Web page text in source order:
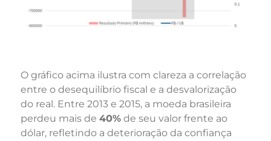
O gráfico acima ilustra com clareza a correlação
entre o desequilíbrio fiscal e a desvalorização
do real. Entre 2013 e 2015, a moeda brasileira
perdeu mais de 40%de seu valor frente ao
dólar, refletindo a deterioração da confiança